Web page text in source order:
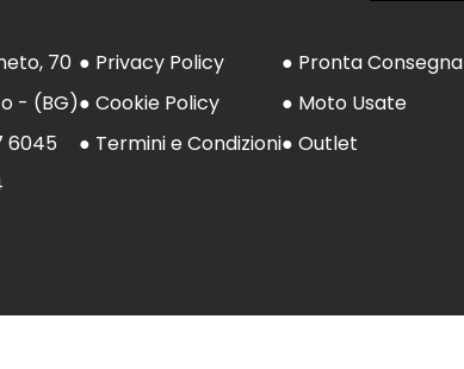
70
- (BG)
6045
● Privacy Policy
● Cookie Policy
● Termini e Condizioni
● Pronta Consegna
● Moto Usate
● Outlet